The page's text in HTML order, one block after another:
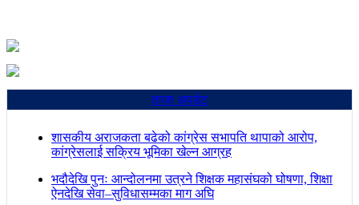
ताजा अपडेट
शासकीय अराजकता बढेको कांग्रेस सभापति थापाको आरोप,
कांग्रेसलाई सक्रिय भूमिका खेल्न आग्रह
भदौदेखि पुनः आन्दोलनमा उत्रने शिक्षक महासंघको घोषणा, शिक्षा
ऐनदेखि सेवा–सुविधासम्मका माग अघि